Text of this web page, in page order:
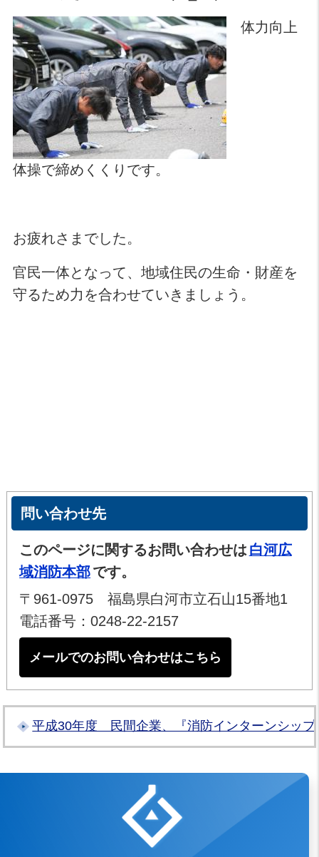
体力向上
体操で締めくくりです。
お疲れさまでした。
官民一体となって、地域住民の生命・財産を
守るため力を合わせていきましょう。
問い合わせ先
このページに関するお問い合わせは 白河広
域消防本部です。
〒961-0975 福島県白河市立石山15番地1
電話番号：0248-22-2157
メールでのお問い合わせはこちら
平成30年度 民間企業、『消防インターンシップ
白河地方広域市